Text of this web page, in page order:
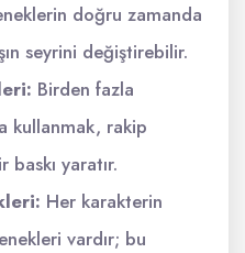
doğru zamanda
seyrini değiştirebilir.
Birden fazla
kullanmak, rakip
yaratır.
Her karakterin
vardır; bu